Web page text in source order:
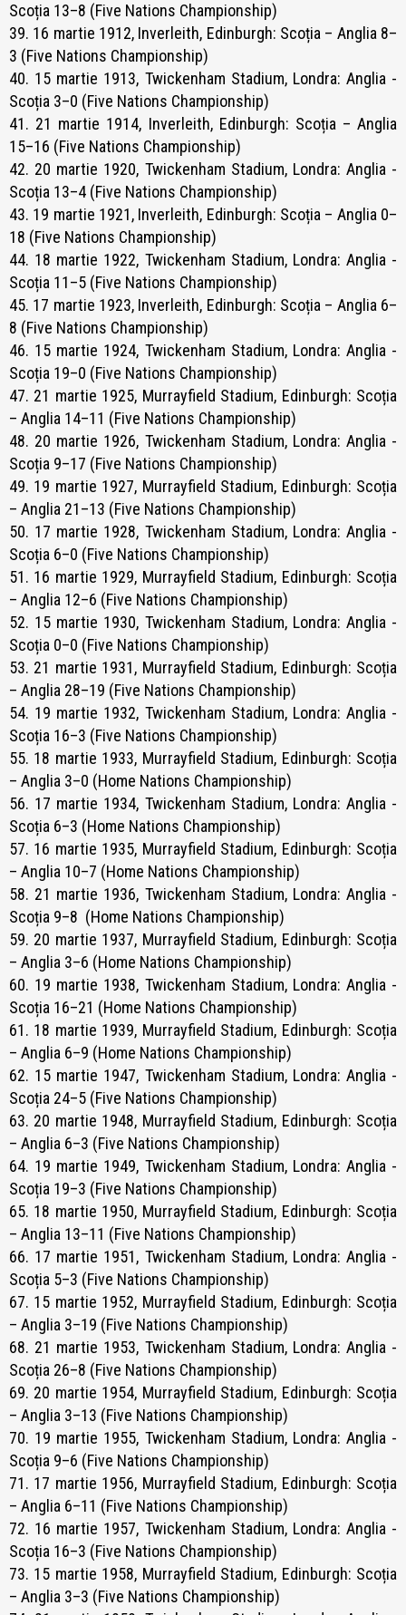
Scoția 13–8 (Five Nations Championship)
39. 16 martie 1912, Inverleith, Edinburgh: Scoția – Anglia 8–
3 (Five Nations Championship)
40. 15 martie 1913, Twickenham Stadium, Londra: Anglia -
Scoția 3–0 (Five Nations Championship)
41. 21 martie 1914, Inverleith, Edinburgh: Scoția – Anglia
15–16 (Five Nations Championship)
42. 20 martie 1920, Twickenham Stadium, Londra: Anglia -
Scoția 13–4 (Five Nations Championship)
43. 19 martie 1921, Inverleith, Edinburgh: Scoția – Anglia 0–
18 (Five Nations Championship)
44. 18 martie 1922, Twickenham Stadium, Londra: Anglia -
Scoția 11–5 (Five Nations Championship)
45. 17 martie 1923, Inverleith, Edinburgh: Scoția – Anglia 6–
8 (Five Nations Championship)
46. 15 martie 1924, Twickenham Stadium, Londra: Anglia -
Scoția 19–0 (Five Nations Championship)
47. 21 martie 1925, Murrayfield Stadium, Edinburgh: Scoția
– Anglia 14–11 (Five Nations Championship)
48. 20 martie 1926, Twickenham Stadium, Londra: Anglia -
Scoția 9–17 (Five Nations Championship)
49. 19 martie 1927, Murrayfield Stadium, Edinburgh: Scoția
– Anglia 21–13 (Five Nations Championship)
50. 17 martie 1928, Twickenham Stadium, Londra: Anglia -
Scoția 6–0 (Five Nations Championship)
51. 16 martie 1929, Murrayfield Stadium, Edinburgh: Scoția
– Anglia 12–6 (Five Nations Championship)
52. 15 martie 1930, Twickenham Stadium, Londra: Anglia -
Scoția 0–0 (Five Nations Championship)
53. 21 martie 1931, Murrayfield Stadium, Edinburgh: Scoția
– Anglia 28–19 (Five Nations Championship)
54. 19 martie 1932, Twickenham Stadium, Londra: Anglia -
Scoția 16–3 (Five Nations Championship)
55. 18 martie 1933, Murrayfield Stadium, Edinburgh: Scoția
– Anglia 3–0 (Home Nations Championship)
56. 17 martie 1934, Twickenham Stadium, Londra: Anglia -
Scoția 6–3 (Home Nations Championship)
57. 16 martie 1935, Murrayfield Stadium, Edinburgh: Scoția
– Anglia 10–7 (Home Nations Championship)
58. 21 martie 1936, Twickenham Stadium, Londra: Anglia -
Scoția 9–8 (Home Nations Championship)
59. 20 martie 1937, Murrayfield Stadium, Edinburgh: Scoția
– Anglia 3–6 (Home Nations Championship)
60. 19 martie 1938, Twickenham Stadium, Londra: Anglia -
Scoția 16–21 (Home Nations Championship)
61. 18 martie 1939, Murrayfield Stadium, Edinburgh: Scoția
– Anglia 6–9 (Home Nations Championship)
62. 15 martie 1947, Twickenham Stadium, Londra: Anglia -
Scoția 24–5 (Five Nations Championship)
63. 20 martie 1948, Murrayfield Stadium, Edinburgh: Scoția
– Anglia 6–3 (Five Nations Championship)
64. 19 martie 1949, Twickenham Stadium, Londra: Anglia -
Scoția 19–3 (Five Nations Championship)
65. 18 martie 1950, Murrayfield Stadium, Edinburgh: Scoția
– Anglia 13–11 (Five Nations Championship)
66. 17 martie 1951, Twickenham Stadium, Londra: Anglia -
Scoția 5–3 (Five Nations Championship)
67. 15 martie 1952, Murrayfield Stadium, Edinburgh: Scoția
– Anglia 3–19 (Five Nations Championship)
68. 21 martie 1953, Twickenham Stadium, Londra: Anglia -
Scoția 26–8 (Five Nations Championship)
69. 20 martie 1954, Murrayfield Stadium, Edinburgh: Scoția
– Anglia 3–13 (Five Nations Championship)
70. 19 martie 1955, Twickenham Stadium, Londra: Anglia -
Scoția 9–6 (Five Nations Championship)
71. 17 martie 1956, Murrayfield Stadium, Edinburgh: Scoția
– Anglia 6–11 (Five Nations Championship)
72. 16 martie 1957, Twickenham Stadium, Londra: Anglia -
Scoția 16–3 (Five Nations Championship)
73. 15 martie 1958, Murrayfield Stadium, Edinburgh: Scoția
– Anglia 3–3 (Five Nations Championship)